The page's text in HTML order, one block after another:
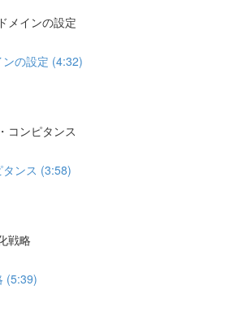
インの設定
の設定 (4:32)
ンピタンス
タンス (3:58)
戦略
(5:39)